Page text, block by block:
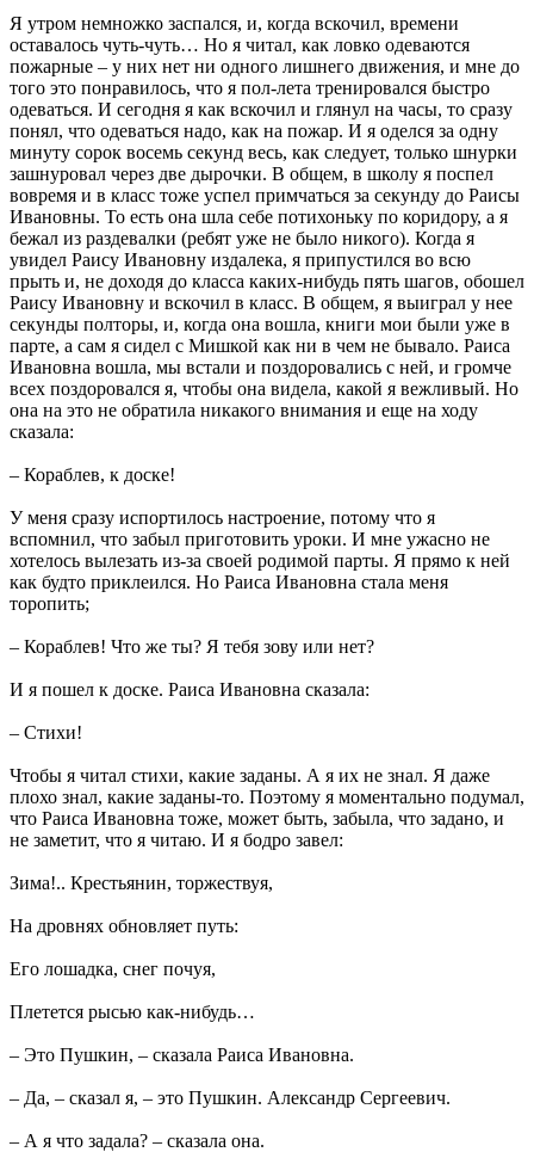
Я утром немножко заспался, и, когда вскочил, времени
оставалось чуть-чуть… Но я читал, как ловко одеваются
пожарные – у них нет ни одного лишнего движения, и мне до
того это понравилось, что я пол-лета тренировался быстро
одеваться. И сегодня я как вскочил и глянул на часы, то сразу
понял, что одеваться надо, как на пожар. И я оделся за одну
минуту сорок восемь секунд весь, как следует, только шнурки
зашнуровал через две дырочки. В общем, в школу я поспел
вовремя и в класс тоже успел примчаться за секунду до Раисы
Ивановны. То есть она шла себе потихоньку по коридору, а я
бежал из раздевалки (ребят уже не было никого). Когда я
увидел Раису Ивановну издалека, я припустился во всю
прыть и, не доходя до класса каких-нибудь пять шагов, обошел
Раису Ивановну и вскочил в класс. В общем, я выиграл у нее
секунды полторы, и, когда она вошла, книги мои были уже в
парте, а сам я сидел с Мишкой как ни в чем не бывало. Раиса
Ивановна вошла, мы встали и поздоровались с ней, и громче
всех поздоровался я, чтобы она видела, какой я вежливый. Но
она на это не обратила никакого внимания и еще на ходу
сказала:
– Кораблев, к доске!
У меня сразу испортилось настроение, потому что я
вспомнил, что забыл приготовить уроки. И мне ужасно не
хотелось вылезать из-за своей родимой парты. Я прямо к ней
как будто приклеился. Но Раиса Ивановна стала меня
торопить;
– Кораблев! Что же ты? Я тебя зову или нет?
И я пошел к доске. Раиса Ивановна сказала:
– Стихи!
Чтобы я читал стихи, какие заданы. А я их не знал. Я даже
плохо знал, какие заданы-то. Поэтому я моментально подумал,
что Раиса Ивановна тоже, может быть, забыла, что задано, и
не заметит, что я читаю. И я бодро завел:
Зима!.. Крестьянин, торжествуя,
На дровнях обновляет путь:
Его лошадка, снег почуя,
Плетется рысью как-нибудь…
– Это Пушкин, – сказала Раиса Ивановна.
– Да, – сказал я, – это Пушкин. Александр Сергеевич.
– А я что задала? – сказала она.